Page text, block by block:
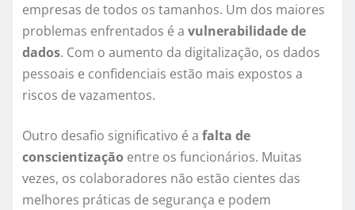
empresas de todos os tamanhos. Um dos maiores
problemas enfrentados é a vulnerabilidade de
dados. Com o aumento da digitalização, os dados
pessoais e confidenciais estão mais expostos a
riscos de vazamentos.
Outro desafio significativo é a falta de
conscientização entre os funcionários. Muitas
vezes, os colaboradores não estão cientes das
melhores práticas de segurança e podem